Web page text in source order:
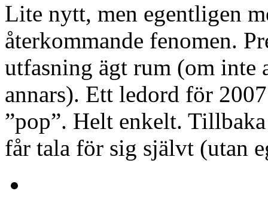
Lite nytt, men egentligen
återkommande fenomen.
utfasning ägt rum (om inte
annars). Ett ledord för
”pop”. Helt enkelt.
får tala för sig självt (utan